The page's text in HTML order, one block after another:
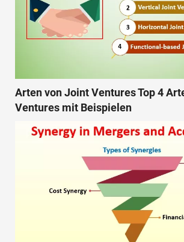
Arten von Joint Ventures Top 4
Ventures mit Beispielen